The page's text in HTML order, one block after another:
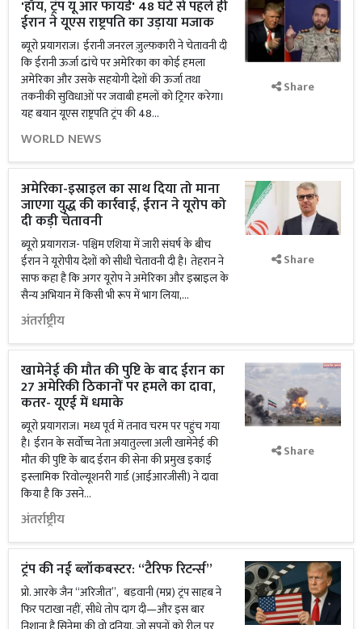
'हॉय, ट्रंप यू आर फायर्ड' 48 घंटे से पहले ही
ईरान ने यूएस राष्ट्रपति का उड़ाया मजाक
ब्यूरो प्रयागराज। ईरानी जनरल ज़ुल्फ़कारी ने चेतावनी दी
कि ईरानी ऊर्जा ढांचे पर अमेरिका का कोई हमला
अमेरिका और उसके सहयोगी देशों की ऊर्जा तथा
तकनीकी सुविधाओं पर जवाबी हमलों को ट्रिगर करेगा।
यह बयान यूएस राष्ट्रपति ट्रंप की 48...
WORLD NEWS
Share
अमेरिका-इस्राइल का साथ दिया तो माना
जाएगा युद्ध की कार्रवाई, ईरान ने यूरोप को
दी कड़ी चेतावनी
ब्यूरो प्रयागराज- पश्चिम एशिया में जारी संघर्ष के बीच
ईरान ने यूरोपीय देशों को सीधी चेतावनी दी है। तेहरान ने
साफ कहा है कि अगर यूरोप ने अमेरिका और इस्राइल के
सैन्य अभियान में किसी भी रूप में भाग लिया,...
अंतर्राष्ट्रीय
Share
खामेनेई की मौत की पुष्टि के बाद ईरान का
27 अमेरिकी ठिकानों पर हमले का दावा,
कतर- यूएई में धमाके
ब्यूरो प्रयागराज। मध्य पूर्व में तनाव चरम पर पहुंच गया
है। ईरान के सर्वोच्च नेता अयातुल्ला अली खामेनेई की
मौत की पुष्टि के बाद ईरान की सेना की प्रमुख इकाई
इस्लामिक रिवोल्यूशनरी गार्ड (आईआरजीसी) ने दावा
किया है कि उसने...
अंतर्राष्ट्रीय
Share
ट्रंप की नई ब्लॉकबस्टर: “टैरिफ रिटर्न्स”
प्रो. आरके जैन “अरिजीत”, बड़वानी (मप्र) ट्रंप साहब ने
फिर पटाखा नहीं, सीधे तोप दाग दी—और इस बार